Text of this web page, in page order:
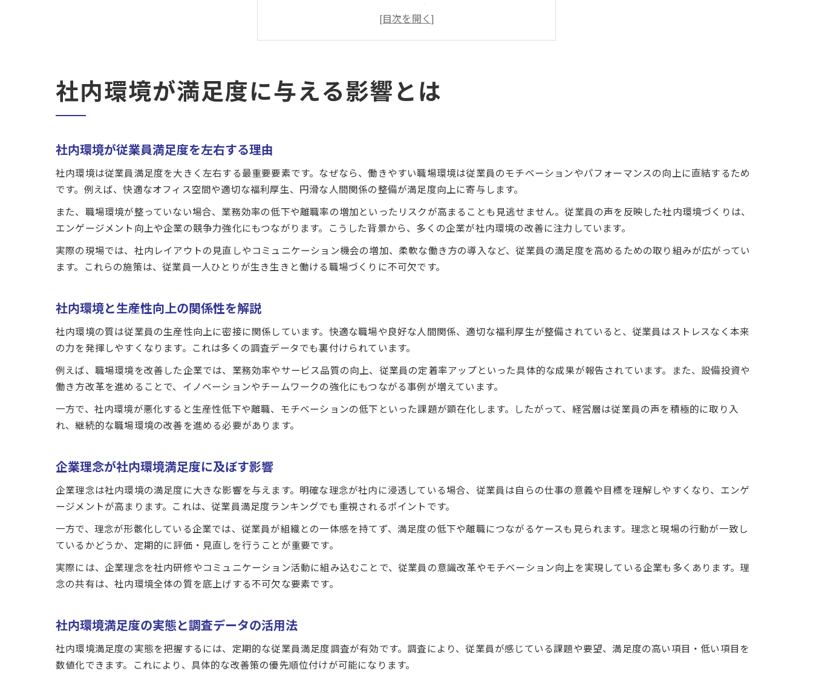
企業理念が社内環境満足度に及ぼす影響
社内環境満足度の実態と調査データの活用法
従業員満足度ランキングから見る社内環境の重要性
社内環境を整える効果的な取り組み事例
従業員満足度向上に役立つ社内環境施策
エンゲージメントと社内環境の関係性
社内環境がエンゲージメント向上を促進
エンゲージメントと社内環境の相乗効果
従業員満足度とエンゲージメントの違いに注目
社内環境満足度が高い企業の特徴とは
エンゲージメント強化のための社内環境改善策
満足度を高める社内コミュニケーション活性化策
社内環境が生み出すオープンな対話の効果
フィードバック文化が社内環境満足度に貢献
コミュニケーション改善で定着率向上を目指す
従業員満足度を支える社内環境の本質
社内環境満足度向上に必要な評価制度の工夫
満足度アップへ導く実践的な改善策
社内環境を改善する具体的なステップを紹介
従業員満足度向上のためのPDCAサイクル活用
社内環境調査を活かした改善策の立案方法
事例から学ぶ社内環境満足度アップの工夫
社内環境が満足度に与える影響とは
社内環境が従業員満足度を左右する理由
社内環境は従業員満足度を大きく左右する最重要要素です。なぜなら、働きやすい職場環境は従業員のモチベーションやパフォーマンスの向上に直結するため
です。例えば、快適なオフィス空間や適切な福利厚生、円滑な人間関係の整備が満足度向上に寄与します。
また、職場環境が整っていない場合、業務効率の低下や離職率の増加といったリスクが高まることも見逃せません。従業員の声を反映した社内環境づくりは、
エンゲージメント向上や企業の競争力強化にもつながります。こうした背景から、多くの企業が社内環境の改善に注力しています。
実際の現場では、社内レイアウトの見直しやコミュニケーション機会の増加、柔軟な働き方の導入など、従業員の満足度を高めるための取り組みが広がってい
ます。これらの施策は、従業員一人ひとりが生き生きと働ける職場づくりに不可欠です。
社内環境と生産性向上の関係性を解説
社内環境の質は従業員の生産性向上に密接に関係しています。快適な職場や良好な人間関係、適切な福利厚生が整備されていると、従業員はストレスなく本来
の力を発揮しやすくなります。これは多くの調査データでも裏付けられています。
例えば、職場環境を改善した企業では、業務効率やサービス品質の向上、従業員の定着率アップといった具体的な成果が報告されています。また、設備投資や
働き方改革を進めることで、イノベーションやチームワークの強化にもつながる事例が増えています。
一方で、社内環境が悪化すると生産性低下や離職、モチベーションの低下といった課題が顕在化します。したがって、経営層は従業員の声を積極的に取り入
れ、継続的な職場環境の改善を進める必要があります。
企業理念が社内環境満足度に及ぼす影響
企業理念は社内環境の満足度に大きな影響を与えます。明確な理念が社内に浸透している場合、従業員は自らの仕事の意義や目標を理解しやすくなり、エンゲ
ージメントが高まります。これは、従業員満足度ランキングでも重視されるポイントです。
一方で、理念が形骸化している企業では、従業員が組織との一体感を持てず、満足度の低下や離職につながるケースも見られます。理念と現場の行動が一致し
ているかどうか、定期的に評価・見直しを行うことが重要です。
実際には、企業理念を社内研修やコミュニケーション活動に組み込むことで、従業員の意識改革やモチベーション向上を実現している企業も多くあります。理
念の共有は、社内環境全体の質を底上げする不可欠な要素です。
社内環境満足度の実態と調査データの活用法
社内環境満足度の実態を把握するには、定期的な従業員満足度調査が有効です。調査により、従業員が感じている課題や要望、満足度の高い項目・低い項目を
数値化できます。これにより、具体的な改善策の優先順位付けが可能になります。